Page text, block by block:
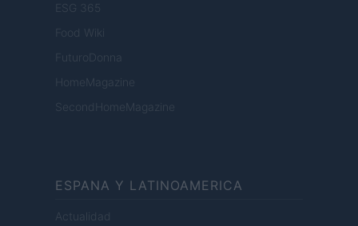
ESG 365
Food Wiki
FuturoDonna
HomeMagazine
SecondHomeMagazine
ESPANA Y LATINOAMERICA
Actualidad